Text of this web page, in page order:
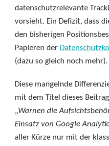
datenschutzrelevante
vorsieht. Ein Defizit, dass
den bisherigen
Papieren der
(dazu so gleich noch mehr).
Diese mangelnde
mit dem Titel dieses
„Warnen die
Einsatz von Google
aller Kürze nur mit der